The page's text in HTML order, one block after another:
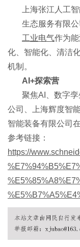
上海张江人工
生态服务有限
工业电气作为
化、智能化、清洁
机制。
AI+探索营
聚焦AI、数字
公司、上海辉度智
智能装备有限公司‌
参考链接：
https://